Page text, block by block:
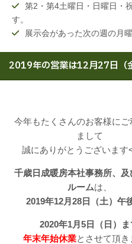
第2・第4土曜日・日曜日・
す。
展示会があった次の週の月
2019年の営業は12月27日（
今年もたくさんのお客様にご
まして
誠にありがとうございます
千歳日成暖房本社事務所、及
ルームは、
2019年12月28 日（土）午
2020年1月5日（日）ま
年末年始休業とさせて頂き